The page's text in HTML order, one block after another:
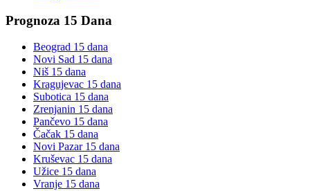
Prognoza 15 Dana
Beograd 15 dana
Novi Sad 15 dana
Niš 15 dana
Kragujevac 15 dana
Subotica 15 dana
Zrenjanin 15 dana
Pančevo 15 dana
Čačak 15 dana
Novi Pazar15 dana
Kruševac 15 dana
Užice 15 dana
Vranje 15 dana